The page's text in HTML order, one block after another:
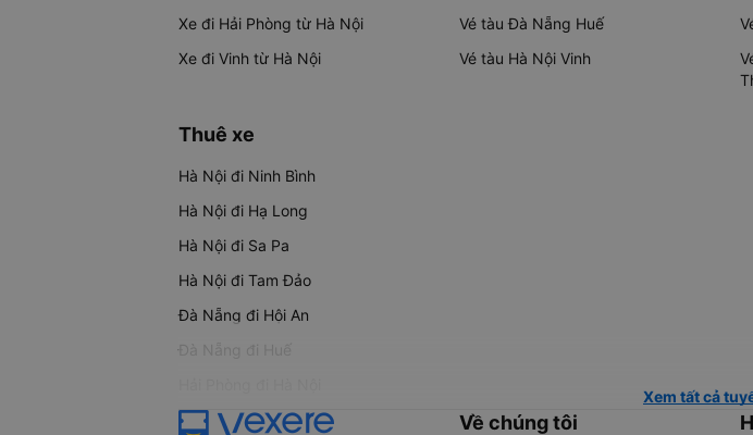
Xe đi Hải Phòng từ Hà Nội
Xe đi Vinh từ Hà Nội
Vé tàu Đà Nẵng Huế
Vé tàu Hà Nội Vinh
Thuê xe
Hà Nội đi Ninh Bình
Hà Nội đi Hạ Long
Hà Nội đi Sa Pa
Hà Nội đi Tam Đảo
Đà Nẵng đi Hội An
Đà Nẵng đi Huế
Xem tất cả
Về chúng tôi